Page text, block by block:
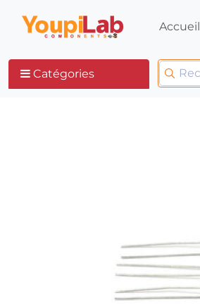
Accueil
Catégories